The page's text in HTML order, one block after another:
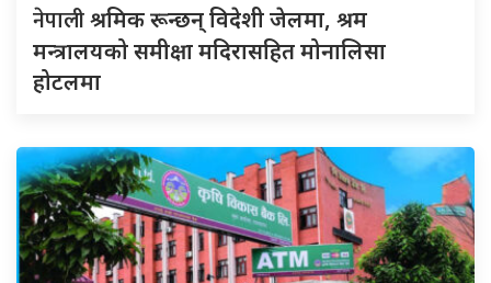
नेपालीश्रमिक रून्छन् विदेशी जेलमा, श्रम
मन्त्रालयको समीक्षा मदिरासहित मोनालिसा
होटलमा